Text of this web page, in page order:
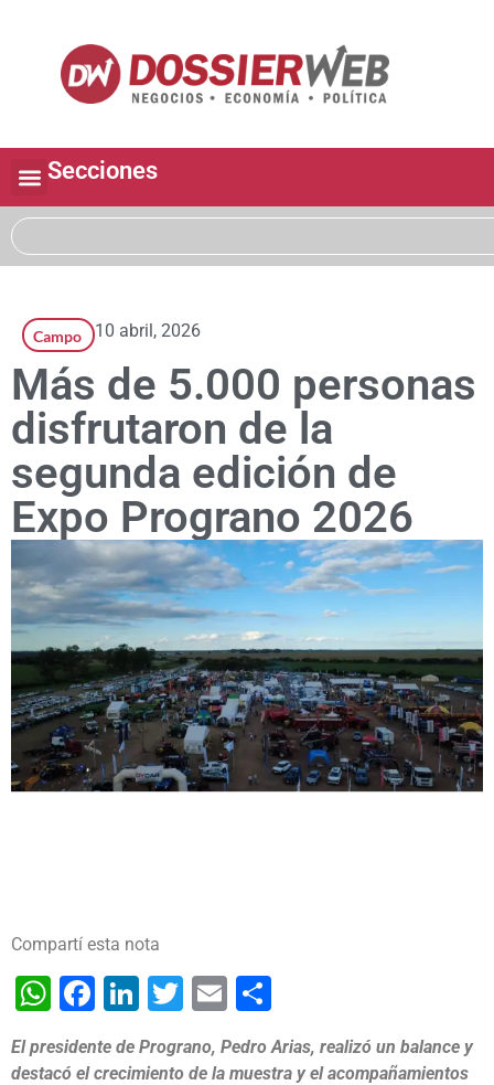
Secciones
Campo 10 abril, 2026
Más de 5.000 personas
disfrutaron de la
segunda edición de
Expo Prograno 2026
Compartí esta nota
WhatsApp
Facebook
LinkedIn
Twitter
Email
El presidente de Prograno, Pedro Arias, realizó un balance y
destacó el crecimiento de la muestra y el acompañamientos